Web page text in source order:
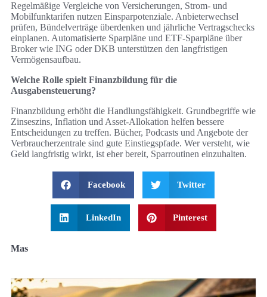
Regelmäßige Vergleiche von Versicherungen, Strom- und
Mobilfunktarifen nutzen Einsparpotenziale. Anbieterwechsel
prüfen, Bündelverträge überdenken und jährliche Vertragschecks
einplanen. Automatisierte Sparpläne und ETF-Sparpläne über
Broker wie ING oder DKB unterstützen den langfristigen
Vermögensaufbau.
Welche Rolle spielt Finanzbildung für die
Ausgabensteuerung?
Finanzbildung erhöht die Handlungsfähigkeit. Grundbegriffe wie
Zinseszins, Inflation und Asset-Allokation helfen bessere
Entscheidungen zu treffen. Bücher, Podcasts und Angebote der
Verbraucherzentrale sind gute Einstiegspfade. Wer versteht, wie
Geld langfristig wirkt, ist eher bereit, Sparroutinen einzuhalten.
Facebook Twitter
LinkedIn Pinterest
Mas